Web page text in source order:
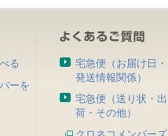
る
ーを
宅急便（お届け日・
発送情報関係）
宅急便（送り状・出
荷・その他）